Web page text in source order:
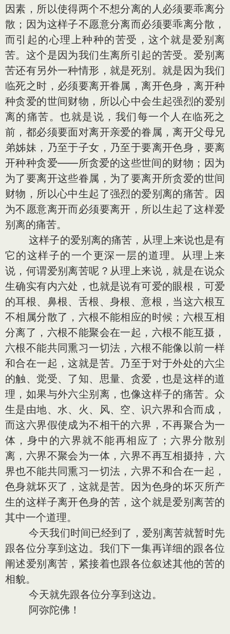
因素，所以使得两个不想分离的人必须要乖离分
散；因为这样子不愿意分离而必须要乖离分散，
而引起的心理上种种的苦受，这个就是爱别离
苦。这个是因为我们生离所引起的苦受。爱别离
苦还有另外一种情形，就是死别。就是因为我们
临死之时，必须要离开眷属，离开色身，离开种
种贪爱的世间财物，所以心中会生起强烈的爱别
离的痛苦。也就是说，我们每一个人在临死之
前，都必须要面对离开亲爱的眷属，离开父母兄
弟姊妹，乃至于子女，乃至于要离开色身，要离
开种种贪爱——所贪爱的这些世间的财物；因为
为了要离开这些眷属，为了要离开所贪爱的世间
财物，所以心中生起了强烈的爱别离的痛苦。因
为不愿意离开而必须要离开，所以生起了这样爱
别离的痛苦。
这样子的爱别离的痛苦，从理上来说也是有
它的这样子的一个更深一层的道理。从理上来
说，何谓爱别离苦呢？从理上来说，就是在说众
生确实有内六处，也就是说有可爱的眼根，可爱
的耳根、鼻根、舌根、身根、意根，当这六根互
不相属分散了，六根不能相应的时候；六根互相
分离了，六根不能聚会在一起，六根不能互摄，
六根不能共同熏习一切法，六根不能像以前一样
和合在一起，这就是苦。乃至于对于外处的六尘
的触、觉受、了知、思量、贪爱，也是这样的道
理，如果与外六尘别离，也像这样子的痛苦。众
生是由地、水、火、风、空、识六界和合而成，
而这六界假使成为不相干的六界，不再聚合为一
体，身中的六界就不能再相应了；六界分散别
离，六界不聚会为一体，六界不再互相摄持，六
界也不能共同熏习一切法，六界不和合在一起，
色身就坏灭了，这就是苦。因为色身的坏灭所产
生的这样子离开色身的苦，这个就是爱别离苦的
其中一个道理。
今天我们时间已经到了，爱别离苦就暂时先
跟各位分享到这边。我们下一集再详细的跟各位
阐述爱别离苦，紧接着也跟各位叙述其他的苦的
相貌。
今天就先跟各位分享到这边。
阿弥陀佛！